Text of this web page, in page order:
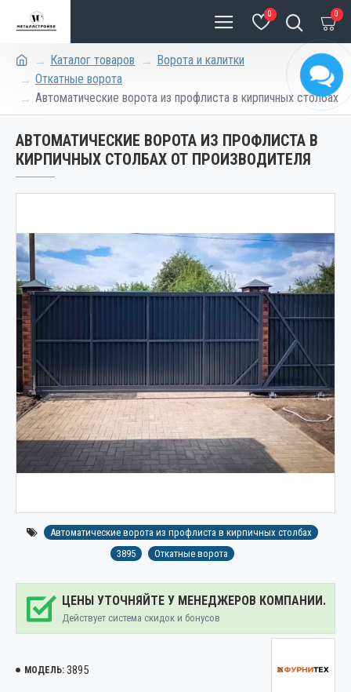
0 0
Каталог товаров
Ворота и калитки
Откатные ворота
Автоматические ворота из профлиста в кирпичных столбах
АВТОМАТИЧЕСКИЕ ВОРОТА ИЗ ПРОФЛИСТА В
КИРПИЧНЫХ СТОЛБАХ ОТ ПРОИЗВОДИТЕЛЯ
Автоматические ворота из профлиста в кирпичных столбах
3895
Откатные ворота
ЦЕНЫ УТОЧНЯЙТЕ У МЕНЕДЖЕРОВ КОМПАНИИ.
Действует система скидок и бонусов
МОДЕЛЬ: 3895